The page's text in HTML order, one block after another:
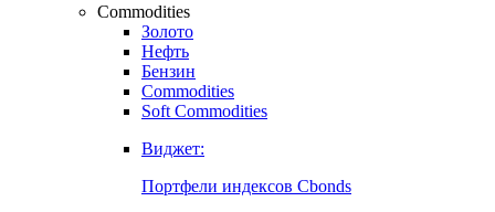
Commodities
Золото
Нефть
Бензин
Commodities
Soft Commodities
Виджет:
Портфели индексов Cbonds